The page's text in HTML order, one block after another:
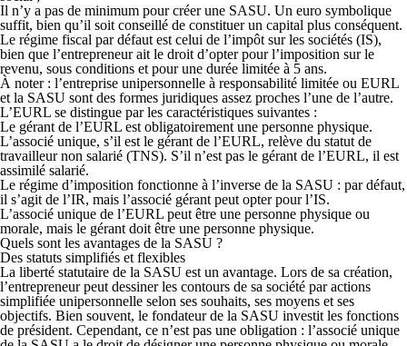
Il n’y a pas de minimum pour créer une SASU. Un euro symbolique
suffit, bien qu’il soit conseillé de constituer un capital plus conséquent.
Le régime fiscal par défaut est celui de l’impôt sur les sociétés (IS),
bien que l’entrepreneur ait le droit d’opter pour l’imposition sur le
revenu, sous conditions et pour une durée limitée à 5 ans.
À noter: l’entreprise unipersonnelle à responsabilité limitée ou EURL
et la SASU sont des formes juridiques assez proches l’une de l’autre.
L’EURL se distingue par les caractéristiques suivantes :
Le gérant de l’EURL est obligatoirement une personne physique.
L’associé unique, s’il est le gérant de l’EURL, relève du statut de
travailleur non salarié (TNS). S’il n’est pas le gérant de l’EURL, il est
assimilé salarié.
Le régime d’imposition fonctionne à l’inverse de la SASU : par défaut,
il s’agit de l’IR, mais l’associé gérant peut opter pour l’IS.
L’associé unique de l’EURL peut être une personne physique ou
morale, mais le gérant doit être une personne physique.
Quels sont les avantages de la SASU ?
Des statuts simplifiés et flexibles
La liberté statutaire de la SASU est un avantage. Lors de sa création,
l’entrepreneur peut dessiner les contours de sa société par actions
simplifiée unipersonnelle selon ses souhaits, ses moyens et ses
objectifs. Bien souvent, le fondateur de la SASU investit les fonctions
de président. Cependant, ce n’est pas une obligation : l’associé unique